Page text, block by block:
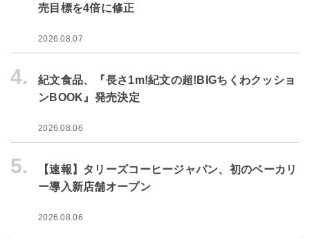
売目標を4倍に修正
2026.08.07
4.
紀文食品、『長さ1m!紀文の超!BIGちくわクッショ
ンBOOK』発売決定
2026.08.06
5.
【速報】タリーズコーヒージャパン、初のベーカリ
ー導入新店舗オープン
2026.08.06